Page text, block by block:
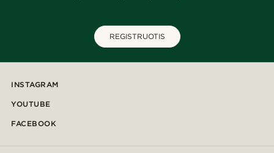
REGISTRUOTIS
INSTAGRAM
YOUTUBE
FACEBOOK